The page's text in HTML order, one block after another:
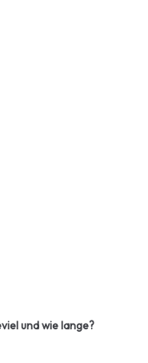
und wie lange?